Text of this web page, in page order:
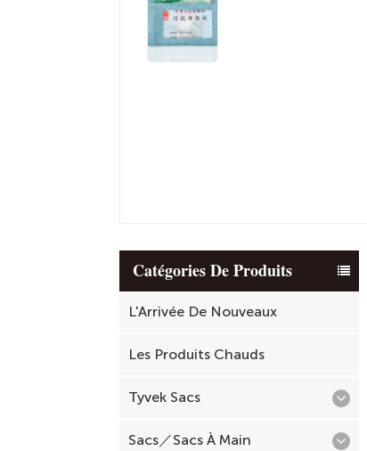
Catégories De Produits
L'Arrivée De Nouveaux
Les Produits Chauds
Tyvek Sacs
Sacs／Sacs À Main